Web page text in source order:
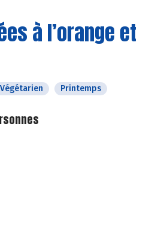
à l’orange et
Végétarien Printemps